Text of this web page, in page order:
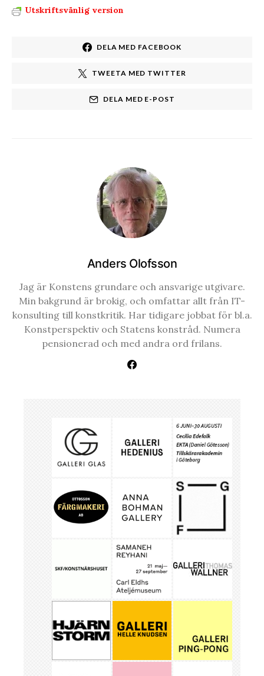
Utskriftsvänlig version
DELA MED FACEBOOK
TWEETA MED TWITTER
DELA MED E-POST
Anders Olofsson
Jag är Konstens grundare och ansvarige utgivare.
Min bakgrund är brokig, och omfattar allt från IT-
konsulting till konstkritik. Har tidigare jobbat för bl.a.
Konstperspektiv och Statens konstråd. Numera
pensionerad och med andra ord frilans.